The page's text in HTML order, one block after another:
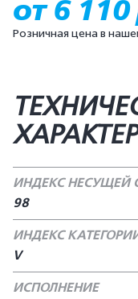
от 6
Розничная цена в
ИНДЕКС НЕСУЩЕЙ
98
ИНДЕКС
V
ИСПОЛНЕНИЕ